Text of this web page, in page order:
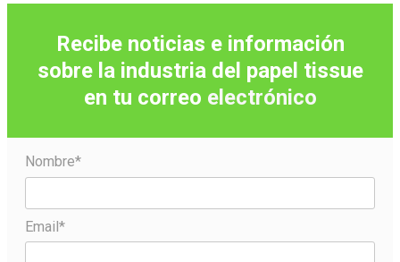
Recibe noticias e información
sobre la industria del papel tissue
en tu correo electrónico
Nombre*
Email*